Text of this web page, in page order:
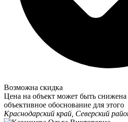
Возможна скидка
Цена на объект может быть снижена
объективное обоснование для этого
Краснодарский край, Северский